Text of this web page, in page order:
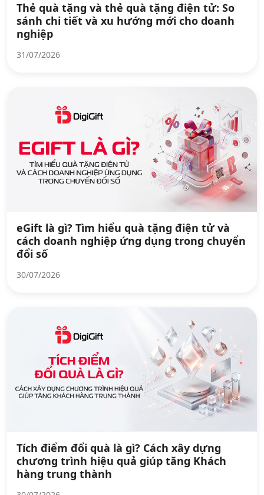
Thẻ quà tặng và thẻ quà tặng điện tử: So
sánh chi tiết và xu hướng mới cho doanh
nghiệp
31/07/2026
eGift là gì? Tìm hiểu quà tặng điện tử và
cách doanh nghiệp ứng dụng trong chuyển
đổi số
30/07/2026
Tích điểm đổi quà là gì? Cách xây dựng
chương trình hiệu quả giúp tăng Khách
hàng trung thành